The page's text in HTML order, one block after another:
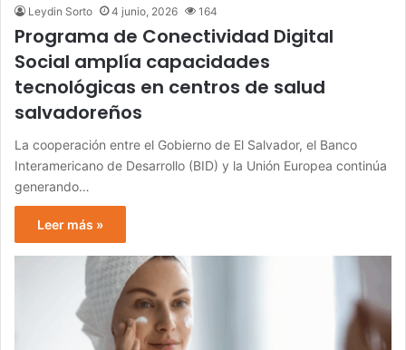
Leydin Sorto 4 junio, 2026 164
Programa de Conectividad Digital
Social amplía capacidades
tecnológicas en centros de salud
salvadoreños
La cooperación entre el Gobierno de El Salvador, el Banco
Interamericano de Desarrollo (BID) y la Unión Europea continúa
generando…
Leer más »